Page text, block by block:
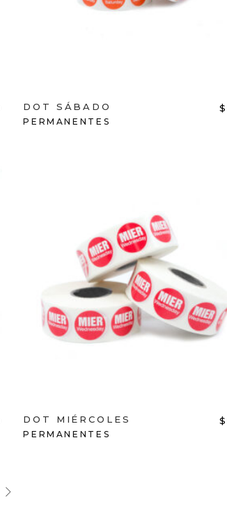
DOT SÁBADO $
PERMANENTES
ADD TO CART
DOT MIÉRCOLES $
PERMANENTES